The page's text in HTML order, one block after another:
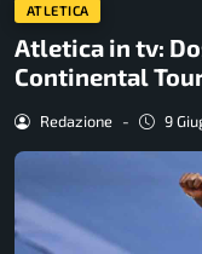
ATLETICA
Atletica in tv:
Continental
Redazione - 9